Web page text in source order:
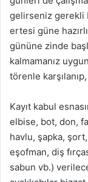
gelirseniz gerekli
ertesi güne
gününe zinde
kalmamanız
törenle
Kayıt kabul
elbise, bot, don,
havlu, şapka,
eşofman, diş
sabun vb.)